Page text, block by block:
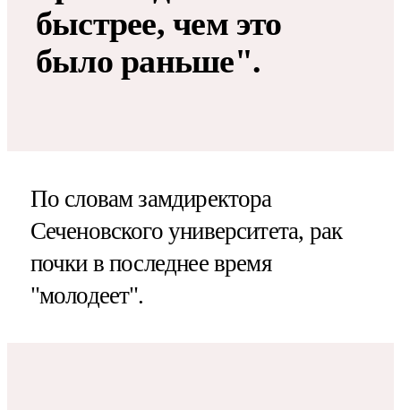
быстрее, чем это
было раньше".
По словам замдиректора
Сеченовского университета, рак
почки в последнее время
"молодеет".